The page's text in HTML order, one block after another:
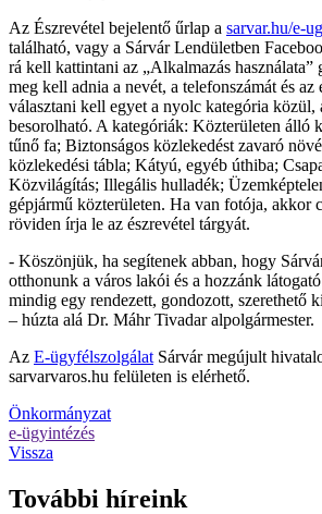
Az Észrevétel bejelentő űrlap a sarvar.hu/e-
található, vagy a Sárvár Lendületben
rá kell kattintani az „Alkalmazás használata”
meg kell adnia a nevét, a telefonszámát és
választani kell egyet a nyolc kategória közül,
besorolható. A kategóriák: Közterületen álló
tűnő fa; Biztonságos közlekedést zavaró
közlekedési tábla; Kátyú, egyéb úthiba;
Közvilágítás; Illegális hulladék;
gépjármű közterületen. Ha van fotója, akkor
röviden írja le az észrevétel tárgyát.
- Köszönjük, ha segítenek abban, hogy
otthonunk a város lakói és a hozzánk
mindig egy rendezett, gondozott, szerethető
– húzta alá Dr. Máhr Tivadar alpolgármester.
Az E-ügyfélszolgálat Sárvár megújult
sarvarvaros.hu felületen is elérhető.
Önkormányzat
e-ügyintézés
Vissza
További híreink